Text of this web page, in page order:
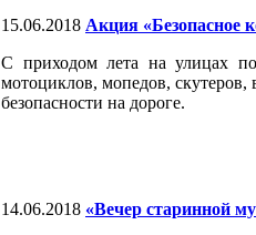
15.06.2018 Акция «Безопасное
С приходом лета на улицах
мотоциклов, мопедов,
безопасности на дороге.
14.06.2018 «Вечер старинной